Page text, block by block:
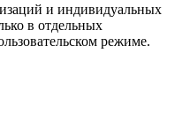
и индивидуальных
в отдельных
режиме.